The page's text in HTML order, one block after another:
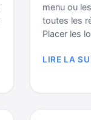
menu ou
toutes les
Placer les
LIRE LA